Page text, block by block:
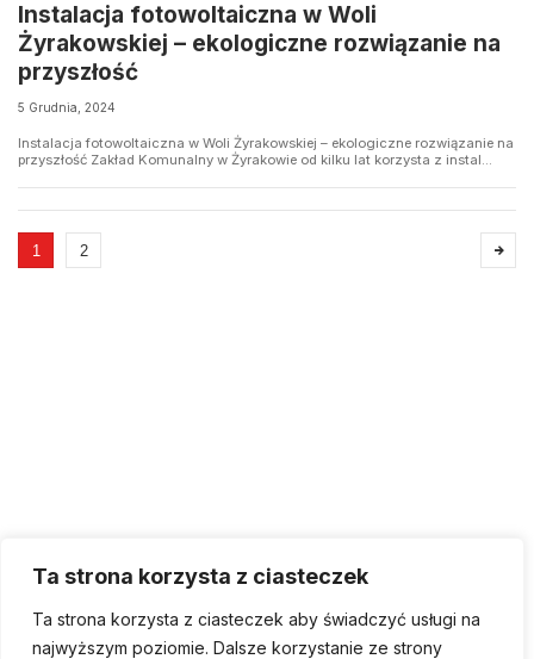
Ta strona korzysta z ciasteczek
Ta strona korzysta z ciasteczek aby świadczyć usługi na
najwyższym poziomie. Dalsze korzystanie ze strony
Instalacja fotowoltaiczna w Woli
Żyrakowskiej – ekologiczne rozwiązanie na
przyszłość
5 Grudnia, 2024
Instalacja fotowoltaiczna w Woli Żyrakowskiej – ekologiczne rozwiązanie na
przyszłość Zakład Komunalny w Żyrakowie od kilku lat korzysta z instal...
1 2
39-204 Żyraków 74A
biuro@gzgkzyrakow.pl